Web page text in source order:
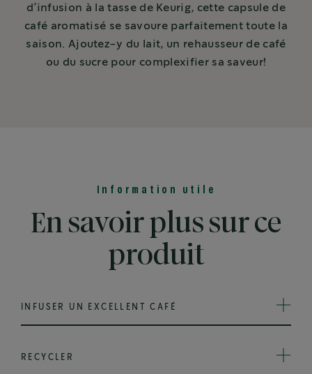
d’infusion à la tasse de Keurig, cette capsule de
café aromatisé se savoure parfaitement toute la
saison. Ajoutez-y du lait, un rehausseur de café
ou du sucre pour complexifier sa saveur!
Information utile
En savoir plus sur ce
produit
INFUSER UN EXCELLENT CAFÉ
RECYCLER